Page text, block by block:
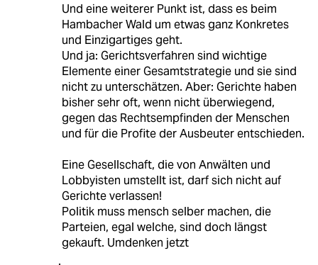
Und eine weiterer Punkt ist, dass es beim
Hambacher Wald um etwas ganz Konkretes
und Einzigartiges geht.
Und ja: Gerichtsverfahren sind wichtige
Elemente einer Gesamtstrategie und sie sind
nicht zu unterschätzen. Aber: Gerichte haben
bisher sehr oft, wenn nicht überwiegend,
gegen das Rechtsempfinden der Menschen
und für die Profite der Ausbeuter entschieden.
Eine Gesellschaft, die von Anwälten und
Lobbyisten umstellt ist, darf sich nicht auf
Gerichte verlassen!
Politik muss mensch selber machen, die
Parteien, egal welche, sind doch längst
gekauft. Umdenken jetzt